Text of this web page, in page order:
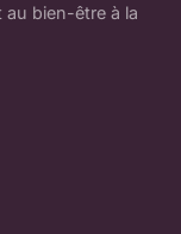
au bien-être à la